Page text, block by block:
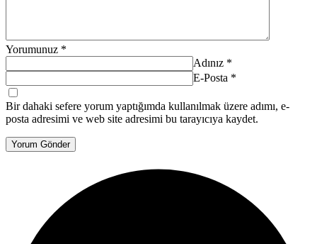
Yorumunuz *
Adınız *
E-Posta *
Bir dahaki sefere yorum yaptığımda kullanılmak üzere adımı, e-
posta adresimi ve web site adresimi bu tarayıcıya kaydet.
Yorum Gönder